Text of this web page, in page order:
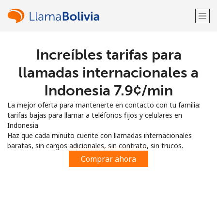
¡Bienvenido!
Regístrate con
o
Increíbles tarifas para
llamadas internacionales a
Indonesia ⁦7.9¢⁩/min
La mejor oferta para mantenerte en contacto con tu familia:
tarifas bajas para llamar a teléfonos fijos y celulares en
Indonesia
Haz que cada minuto cuente con llamadas internacionales
baratas, sin cargos adicionales, sin contrato, sin trucos.
Comprar ahora